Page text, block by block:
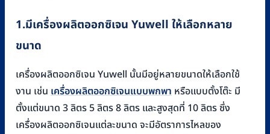
1.มีเครื่องผลิตออกซิเจน Yuwell ให้เลือกหลาย
ขนาด
เครื่องผลิตออกซิเจน Yuwell นั้นมีอยู่หลายขนาดให้เลือกใช้
งาน เช่น เครื่องผลิตออกซิเจนแบบพกพา หรือแบบตั้งโต๊ะ มี
ตั้งแต่ขนาด 3 ลิตร 5 ลิตร 8 ลิตร และสูงสุดที่ 10 ลิตร ซึ่ง
เครื่องผลิตออกซิเจนแต่ละขนาด จะมีอัตราการไหลของ